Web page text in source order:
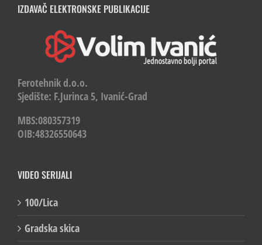
IZDAVAČ ELEKTRONSKE PUBLIKACIJE
Ferotehnik d.o.o.
Sjedište: F.Jurinca 5, Ivanić-Grad
MBS:080357319
OIB:48326550643
VIDEO SERIJALI
100/Lica
Gradska skica